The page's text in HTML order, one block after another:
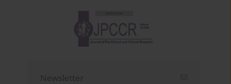
Newsletter